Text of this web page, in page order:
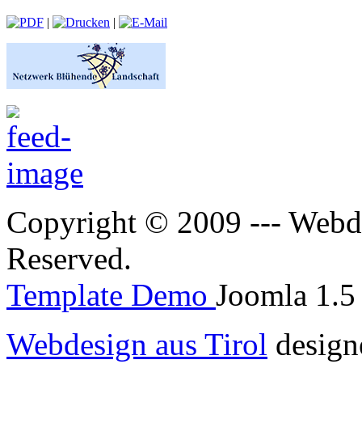
| |
Copyright © 2009 ---
Reserved.
Template Demo Joomla
Webdesign aus Tirol